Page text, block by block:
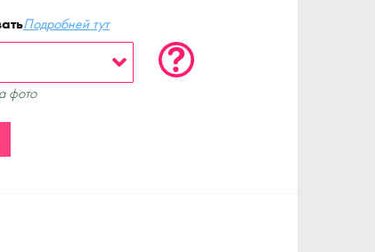
Подробней тут
фото